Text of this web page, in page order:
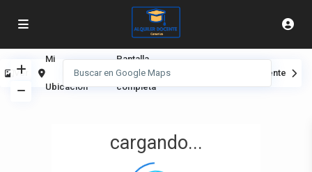
cargando...
Ver
Mi
Ubicación
Pantalla
completa
Siguiente